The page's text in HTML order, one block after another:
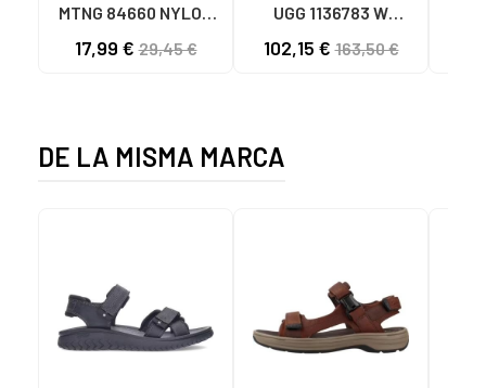
MTNG 84660 NYLON
C59785 - - NYLON
17,99 €29,45 €
UGG 1136783 W
CHESTNUT
102,15 €163,50 €
DE LA MISMA MARCA